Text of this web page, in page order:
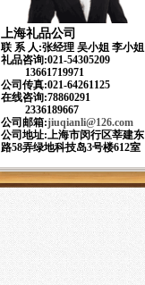
上海礼品公司
联 系 人:张经理 吴小姐 李小姐
礼品咨询:021-54305209
13661719971
公司传真:021-64261125
在线咨询:78860291
2336189667
公司邮箱:jiuqianli@126.com
公司地址:上海市闵行区莘建东
路58弄绿地科技岛3号楼612室